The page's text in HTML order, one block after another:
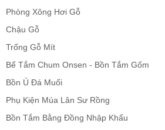
Phòng Xông Hơi Gỗ
Chậu Gỗ
Trống Gỗ Mít
Bể Tắm Chum Onsen - Bồn Tắm Gốm
Bồn Ủ Đá Muối
Phụ Kiện Múa Lân Sư Rồng
Bồn Tắm Bằng Đồng Nhập Khẩu